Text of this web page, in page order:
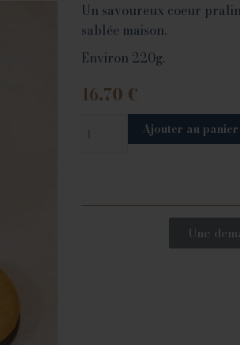
Un savoureux coeur
sablée maison.
Environ 220g.
16.70 €
Ajouter au panier
Une